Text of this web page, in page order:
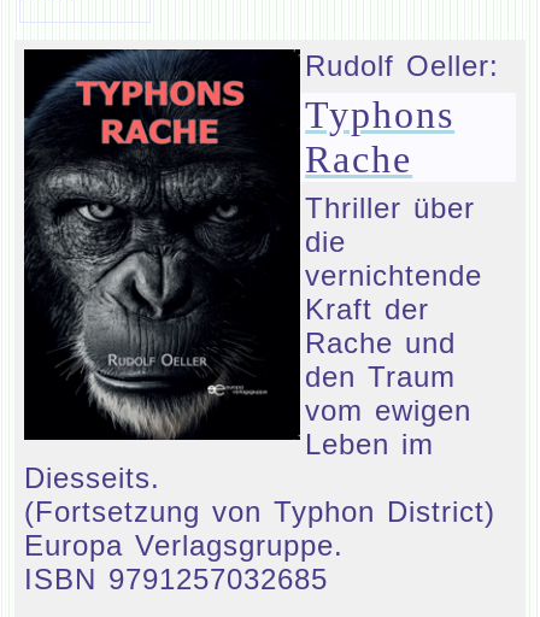
Rudolf Oeller:
Typhons
Rache
Thriller über
die
vernichtende
Kraft der
Rache und
den Traum
vom ewigen
Leben im
Diesseits.
(Fortsetzung von Typhon District)
Europa Verlagsgruppe.
ISBN 9791257032685